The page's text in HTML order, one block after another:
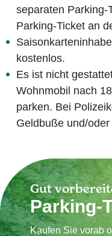
separaten Parking-
Parking-Ticket an
kostenlos.
Es ist nicht
Wohnmobil nach
parken. Bei
Geldbuße und/
Gut
Parking-
Kaufen Sie vorab